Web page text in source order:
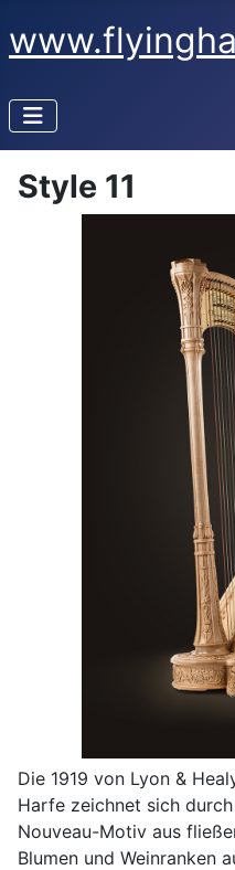
Style 11
Die 1919 von Lyon &
Harfe zeichnet sich
Nouveau-Motiv aus
Blumen und Weinranken